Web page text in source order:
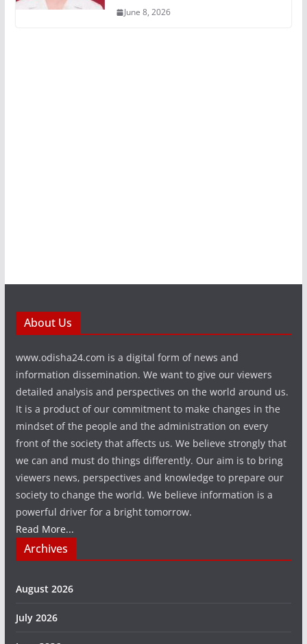
June 8, 2026
About Us
www.odisha24.com is a digital form of news and
information dissemination. We want to give our viewers
detailed analysis and perspectives on the world around us.
It is a product of our commitment to make changes in the
mindset of the people and the administration on every
front of the society that affects us. We believe strongly that
we can and must do things differently. Our aim is to bring
viewers news, perspectives and knowledge to prepare our
society to change the world. We believe information is a
powerful driver for a bright tomorrow.
Read More...
Archives
August 2026
July 2026